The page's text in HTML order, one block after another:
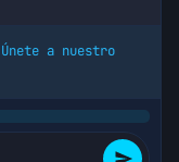
a nuestro